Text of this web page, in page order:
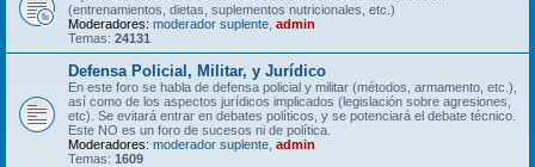
(entrenamientos, dietas, suplementos nutricionales, etc.)
Moderadores: moderador suplente admin
Temas: 24131
Defensa Policial, Militar, y Jurídico
En este foro se habla de defensa policial y militar (métodos, armamento, etc.),
así como de los aspectos jurídicos implicados (legislación sobre agresiones,
etc). Se evitará entrar en debates políticos, y se potenciará el debate técnico.
Este NO es un foro de sucesos ni de política.
Moderadores: moderador suplente admin
Temas: 1609